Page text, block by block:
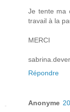
Je tente ma
travail à la
MERCI
Répondre
Anonyme